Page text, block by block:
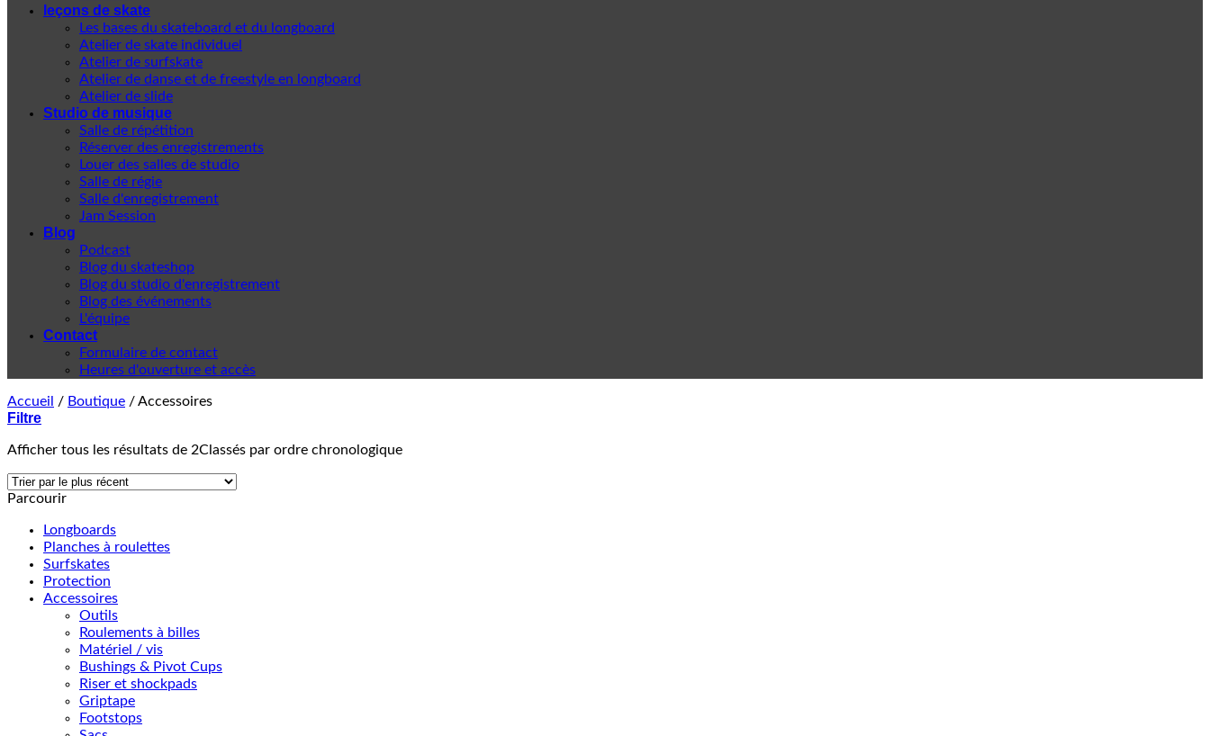
leçons de skate
Les bases du skateboard et du longboard
Atelier de skate individuel
Atelier de surfskate
Atelier de danse et de freestyle en longboard
Atelier de slide
Studio de musique
Salle de répétition
Réserver des enregistrements
Louer des salles de studio
Salle de régie
Salle d'enregistrement
Jam Session
Blog
Podcast
Blog du skateshop
Blog du studio d'enregistrement
Blog des événements
L'équipe
Contact
Formulaire de contact
Heures d'ouverture et accès
Accueil / Boutique /Accessoires
Filtre
Afficher tous les résultats de 2Classés par ordre chronologique
Parcourir
Longboards
Planches à roulettes
Surfskates
Protection
Accessoires
Outils
Roulements à billes
Matériel / vis
Bushings & Pivot Cups
Riser et shockpads
Griptape
Footstops